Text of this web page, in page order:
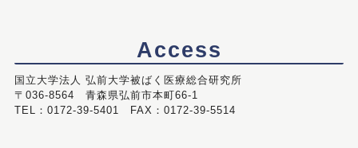
Access
国立大学法人 弘前大学被ばく医療総合研究所
〒036-8564 青森県弘前市本町66-1
TEL：0172-39-5401 FAX：0172-39-5514